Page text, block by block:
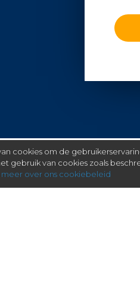
cookies om de
gebruik van cookies zoals
meer over ons cookiebeleid